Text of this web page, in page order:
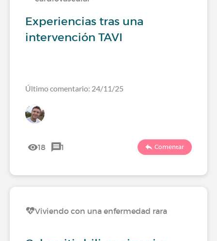
Experiencias tras una
intervención TAVI
Último comentario: 24/11/25
18 1 Comentar
Viviendo con una enfermedad rara